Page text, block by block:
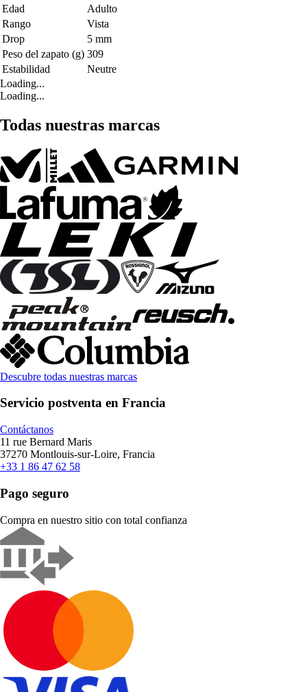
Edad
Adulto
Rango
Vista
Drop
5 mm
Peso del zapato (g) 309
Estabilidad
Neutre
Loading...
Loading...
Todas nuestras marcas
Descubre todas nuestras marcas
Servicio postventa en Francia
Contáctanos
11 rue Bernard Maris
37270 Montlouis-sur-Loire, Francia
+33 1 86 47 62 58
Pago seguro
Compra en nuestro sitio con total confianza